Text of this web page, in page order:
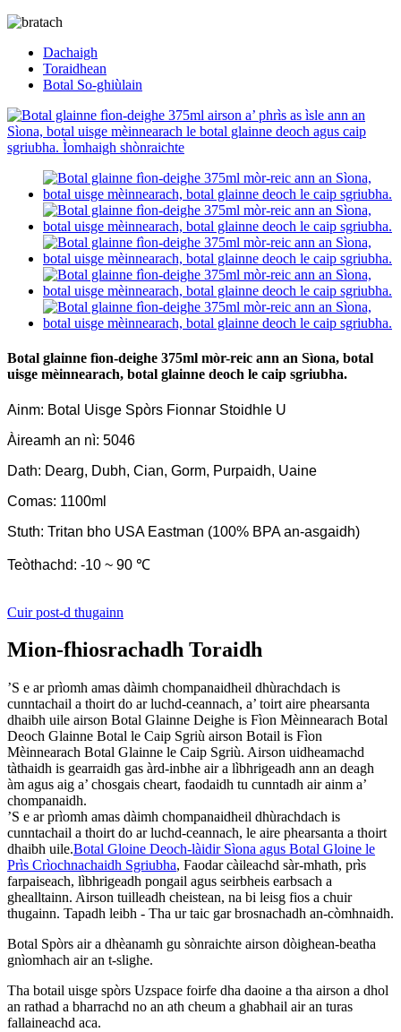
Dachaigh
Toraidhean
Botal So-ghiùlain
Botal glainne fìon-deighe 375ml mòr-reic ann an Sìona, botal
uisge mèinnearach, botal glainne deoch le caip sgriubha.
Ainm: Botal Uisge Spòrs Fionnar Stoidhle U
Àireamh an nì: 5046
Dath: Dearg, Dubh, Cian, Gorm, Purpaidh, Uaine
Comas: 1100ml
Stuth: Tritan bho USA Eastman (100% BPA an-asgaidh)
Teòthachd: -10 ~ 90 ℃
Cuir post-d thugainn
Mion-fhiosrachadh Toraidh
’S e ar prìomh amas dàimh chompanaidheil dhùrachdach is
cunntachail a thoirt do ar luchd-ceannach, a’ toirt aire phearsanta
dhaibh uile airson Botal Glainne Deighe is Fìon Mèinnearach Botal
Deoch Glainne Botal le Caip Sgriù airson Botail is Fìon
Mèinnearach Botal Glainne le Caip Sgriù. Airson uidheamachd
tàthaidh is gearraidh gas àrd-inbhe air a lìbhrigeadh ann an deagh
àm agus aig a’ chosgais cheart, faodaidh tu cunntadh air ainm a’
chompanaidh.
’S e ar prìomh amas dàimh chompanaidheil dhùrachdach is
cunntachail a thoirt do ar luchd-ceannach, le aire phearsanta a thoirt
dhaibh uile.Botal Gloine Deoch-làidir Sìona agus Botal Gloine le
Prìs Crìochnachaidh Sgriubha, Faodar càileachd sàr-mhath, prìs
farpaiseach, lìbhrigeadh pongail agus seirbheis earbsach a
ghealltainn. Airson tuilleadh cheistean, na bi leisg fios a chuir
thugainn. Tapadh leibh - Tha ur taic gar brosnachadh an-còmhnaidh.
Botal Spòrs air a dhèanamh gu sònraichte airson dòighean-beatha
gnìomhach air an t-slighe.
Tha botail uisge spòrs Uzspace foirfe dha daoine a tha airson a dhol
an rathad a bharrachd no an ath cheum a ghabhail air an turas
fallaineachd aca.